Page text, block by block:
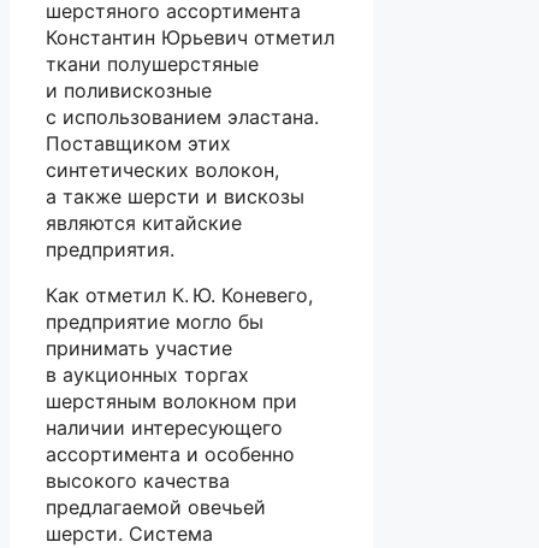
шерстяного ассортимента
Константин Юрьевич отметил
ткани полушерстяные
и поливискозные
с использованием эластана.
Поставщиком этих
синтетических волокон,
а также шерсти и вискозы
являются китайские
предприятия.
Как отметил К. Ю. Коневего,
предприятие могло бы
принимать участие
в аукционных торгах
шерстяным волокном при
наличии интересующего
ассортимента и особенно
высокого качества
предлагаемой овечьей
шерсти. Система